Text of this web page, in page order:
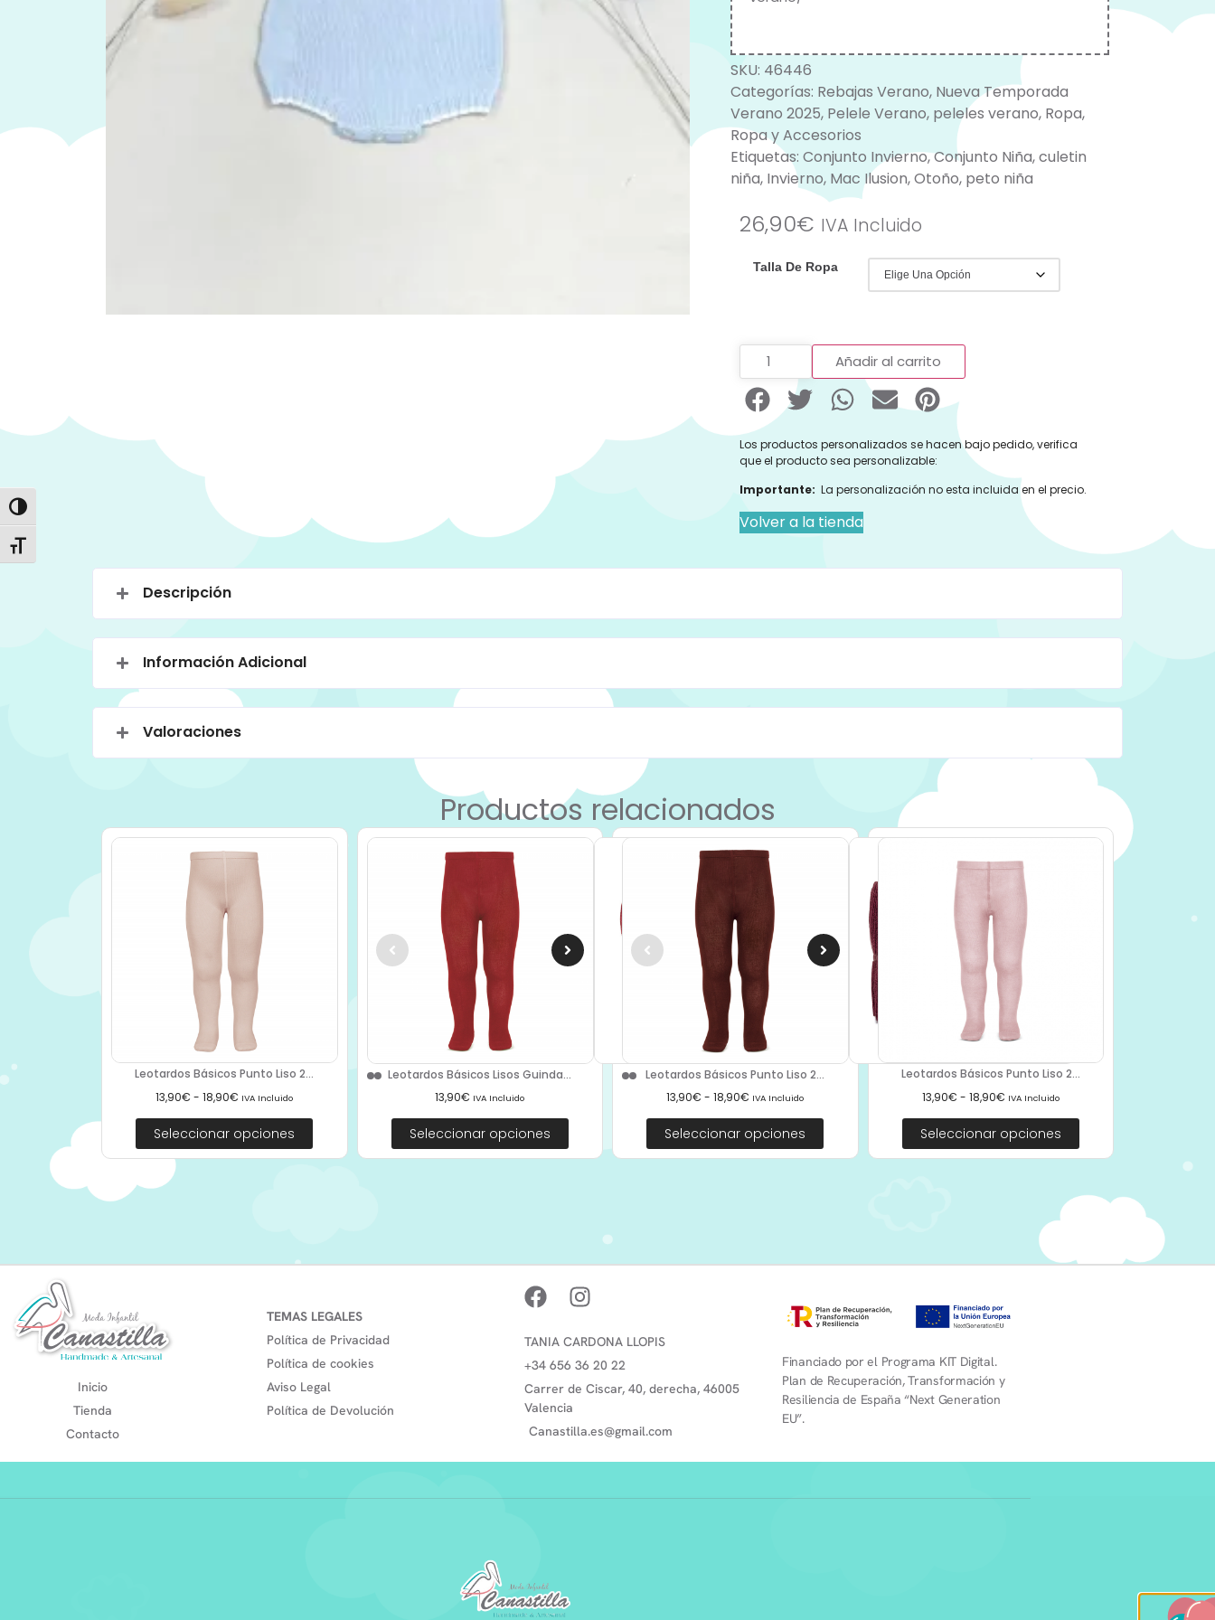
Alternar alto contraste
Alternar tamaño de letra
SKU: 46446
Categorías: Rebajas Verano, Nueva Temporada
Verano 2025, Pelele Verano, peleles verano, Ropa,
Ropa y Accesorios
Etiquetas: Conjunto Invierno,Conjunto Niña,culetin
niña, Invierno, Mac Ilusion,Otoño, peto niña
26,90€ IVA Incluido
Talla De Ropa
Añadir al carrito
Los productos personalizados se hacen bajo pedido, verifica
que el producto sea personalizable:
Importante: La personalización no esta incluida en el precio.
Volver a la tienda
Descripción
Información Adicional
Valoraciones
Productos relacionados
Leotardos Básicos Punto Liso 2...
13,90€ - 18,90€ IVA Incluido
Seleccionar opciones
Leotardos Básicos Lisos Guinda...
13,90€ IVA Incluido
Seleccionar opciones
Leotardos Básicos Punto Liso 2...
13,90€ - 18,90€ IVA Incluido
Seleccionar opciones
Leotardos Básicos Punto Liso 2...
13,90€ - 18,90€ IVA Incluido
Seleccionar opciones
Inicio
Tienda
Contacto
TEMAS LEGALES
Política de Privacidad
Política de cookies
Aviso Legal
Política de Devolución
TANIA CARDONA LLOPIS
+34 656 36 20 22
Carrer de Ciscar, 40, derecha, 46005
Valencia
Canastilla.es@gmail.com
Financiado por el Programa KIT Digital.
Plan de Recuperación, Transformación y
Resiliencia de España “Next Generation
EU”.